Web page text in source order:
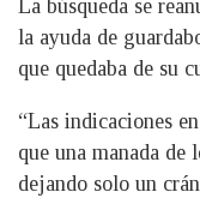
La búsqueda se
la ayuda de
que quedaba de su
“Las indicaciones
que una manada de
dejando solo un